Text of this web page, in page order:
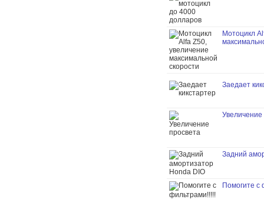
Мотоцикл
Заедает
Увеличение
Задний
Помогите с